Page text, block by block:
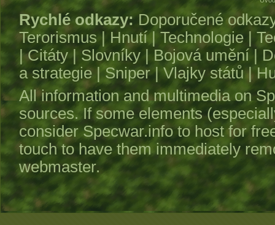
Rychlé odkazy: Doporučené
Terorismus | Hnutí| Technologie
|Citáty Slovníky Bojová umění
a strategie |Sniper|Vlajky států|
All information and multimedia on
sources. If some elements
considerSpecwar.infoto host for
touch to have them immediately
webmaster.